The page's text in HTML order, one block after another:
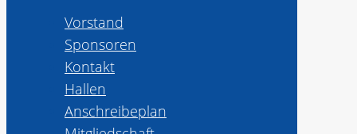
Vorstand
Sponsoren
Kontakt
Hallen
Anschreibeplan